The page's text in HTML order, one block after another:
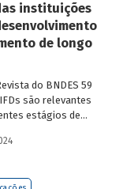
instituições
de longo
do BNDES 59
são relevantes
estágios de
nos de crise
sustentável.